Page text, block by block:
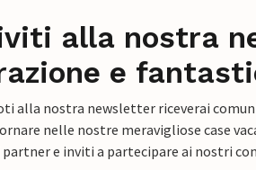
alla nostra
e
alla nostra newsletter riceverai
nelle nostre meravigliose case
e inviti a partecipare ai nostri